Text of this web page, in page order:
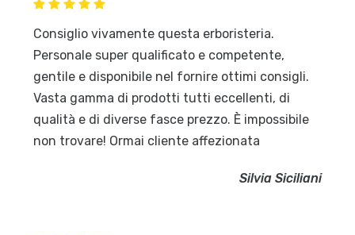
Consiglio vivamente questa erboristeria.
Personale super qualificato e competente,
gentile e disponibile nel fornire ottimi consigli.
Vasta gamma di prodotti tutti eccellenti, di
qualità e di diverse fasce prezzo. È impossibile
non trovare! Ormai cliente affezionata
Silvia Siciliani